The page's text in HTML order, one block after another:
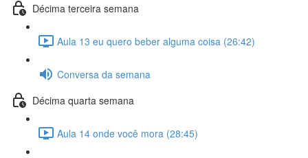
Décima terceira semana
Aula 13 eu quero beber alguma coisa (26:42)
Conversa da semana
Décima quarta semana
Aula 14 onde você mora (28:45)